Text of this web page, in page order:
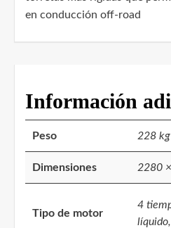
en conducción off-road
Información
Peso 228 kg
Dimensiones 2280
Tipo de motor
4